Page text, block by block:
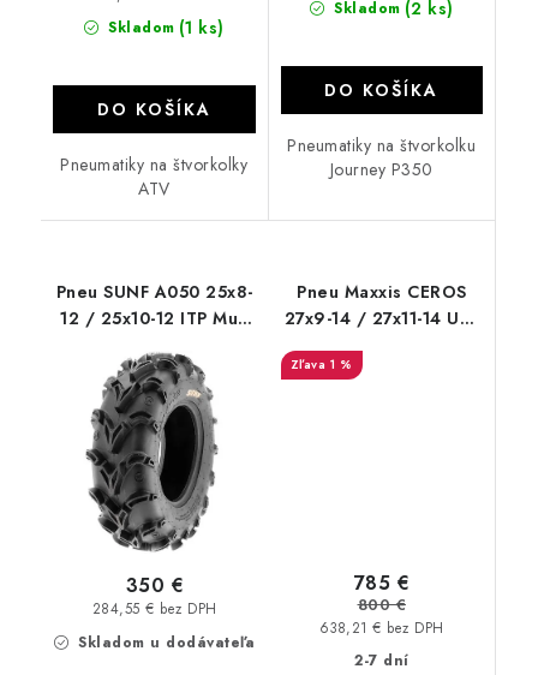
Skladom (1 ks)
DO KOŠÍKA
Pneumatiky na štvorkolky
ATV
Skladom (2 ks)
DO KOŠÍKA
Pneumatiky na štvorkolku
Journey P350
Pneu SUNF A050 25x8-
12 / 25x10-12 ITP Mud
Skladom u dodávateľa
284,55 € bez DPH
350 €
Pneu Maxxis CEROS
27x9-14 / 27x11-14 UNI
1 %
2-7 dní
638,21 € bez DPH
785 €
800 €